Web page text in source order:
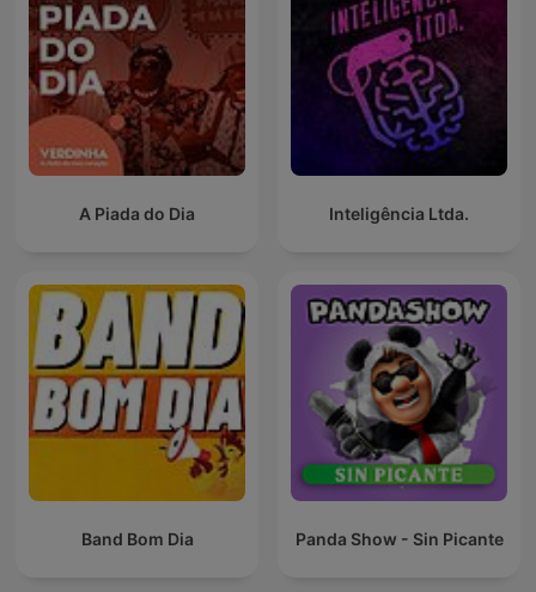
A Piada do Dia Inteligência Ltda.
Band Bom Dia Panda Show - Sin Picante